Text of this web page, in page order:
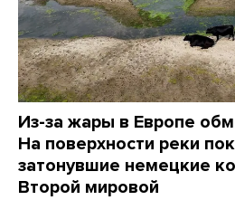
Из-за жары в Европе
На поверхности реки
затонувшие немецкие
Второй мировой